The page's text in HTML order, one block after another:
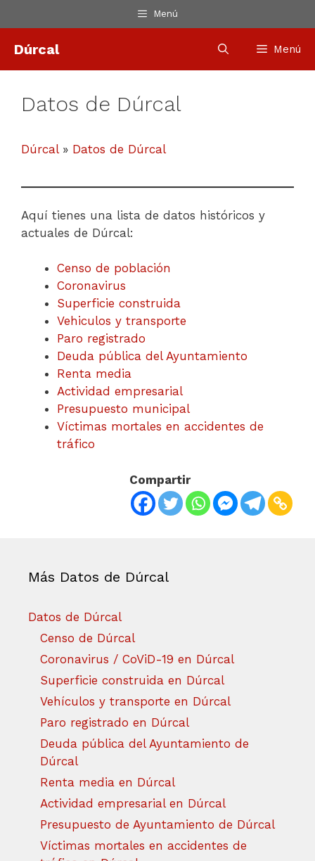
al
contenido
Menú
Dúrcal Menú
Datos de Dúrcal
Dúrcal» Datos de Dúrcal
Aquí tienes una lista de datos históricos y
actuales de Dúrcal:
Censo de población
Coronavirus
Superficie construida
Vehiculos y transporte
Paro registrado
Deuda pública del Ayuntamiento
Renta media
Actividad empresarial
Presupuesto municipal
Víctimas mortales en accidentes de
tráfico
Compartir
Más Datos de Dúrcal
Datos de Dúrcal
Censo de Dúrcal
Coronavirus / CoViD-19 en Dúrcal
Superficie construida en Dúrcal
Vehículos y transporte en Dúrcal
Paro registrado en Dúrcal
Deuda pública del Ayuntamiento de
Dúrcal
Renta media en Dúrcal
Actividad empresarial en Dúrcal
Presupuesto de Ayuntamiento de Dúrcal
Víctimas mortales en accidentes de